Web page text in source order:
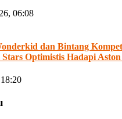
06:08
dan Bintang
Optimistis Hadapi